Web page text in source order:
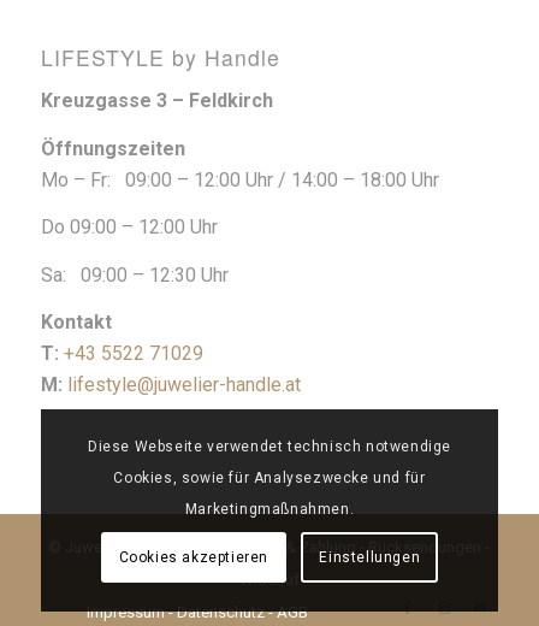
LIFESTYLE by Handle
Kreuzgasse 3 – Feldkirch
Öffnungszeiten
Mo – Fr: 09:00 – 12:00 Uhr / 14:00 – 18:00 Uhr
Do 09:00 – 12:00 Uhr
Sa: 09:00 – 12:30 Uhr
Kontakt
T: +43 5522 71029
M: lifestyle@juwelier-handle.at
© Juwelier Handle 2026 | Versand & Zahlung -Rücksendungen
Widerruf
Impressum-Datenschutz-AGB
Diese Webseite verwendet technisch notwendige
Cookies, sowie für Analysezwecke und für
Marketingmaßnahmen.
Cookies akzeptieren Einstellungen